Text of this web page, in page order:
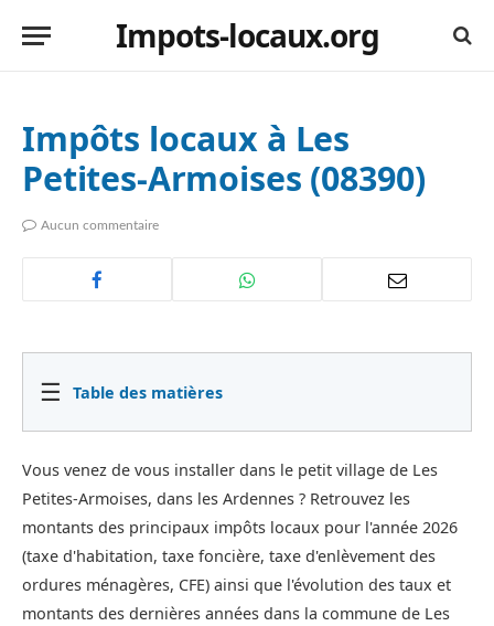
Impots-locaux.org
Impôts locaux à Les
Petites-Armoises (08390)
Aucun commentaire
☰ Table des matières
Vous venez de vous installer dans le petit village de Les
Petites-Armoises, dans les Ardennes ? Retrouvez les
montants des principaux impôts locaux pour l'année 2026
(taxe d'habitation, taxe foncière, taxe d'enlèvement des
ordures ménagères, CFE) ainsi que l'évolution des taux et
montants des dernières années dans la commune de Les